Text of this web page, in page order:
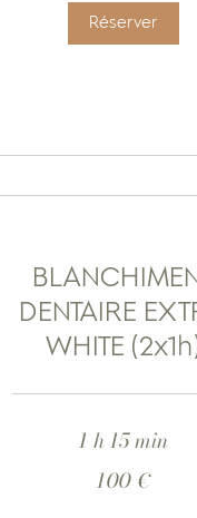
Réserver
DENTAIRE
WHITE
1 h 15 min
100 €